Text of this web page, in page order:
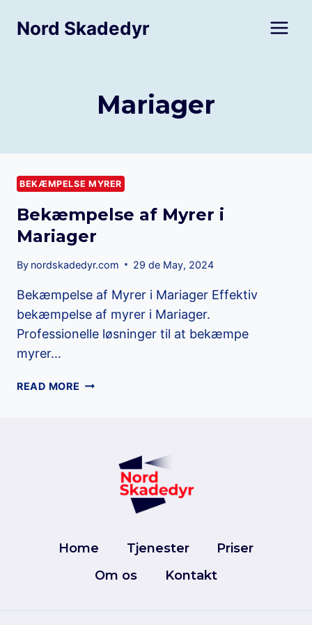
Nord Skadedyr
Mariager
BEKÆMPELSE MYRER
Bekæmpelse af Myrer i
Mariager
By nordskadedyr.com 29 de May, 2024
Bekæmpelse af Myrer i Mariager Effektiv
bekæmpelse af myrer i Mariager.
Professionelle løsninger til at bekæmpe
myrer…
READ MORE BEKÆMPELSE
Home Tjenester
Priser
Om os
Kontakt